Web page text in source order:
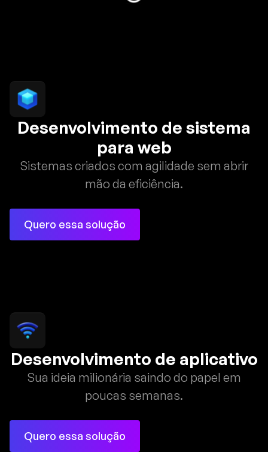
Desenvolvimento de sistema
para web
Sistemas criados com agilidade sem abrir
mão da eficiência.
Quero essa solução
Desenvolvimento de aplicativo
Sua ideia milionária saindo do papel em
poucas semanas.
Quero essa solução